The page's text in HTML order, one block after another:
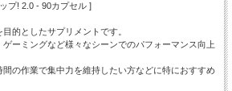
プ! 2.0 - 90カプセル ]
的としたサプリメントです。
ーミングなど様々なシーンでのパフォーマンス向上
の作業で集中力を維持したい方などに特におすすめ